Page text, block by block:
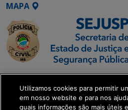
MAPA
SETDIG | Secretaria-
Executiva de
Transformação Digital
Utilizamos cookies para permitir
em nosso website e para nos
quais informações são mais úteis